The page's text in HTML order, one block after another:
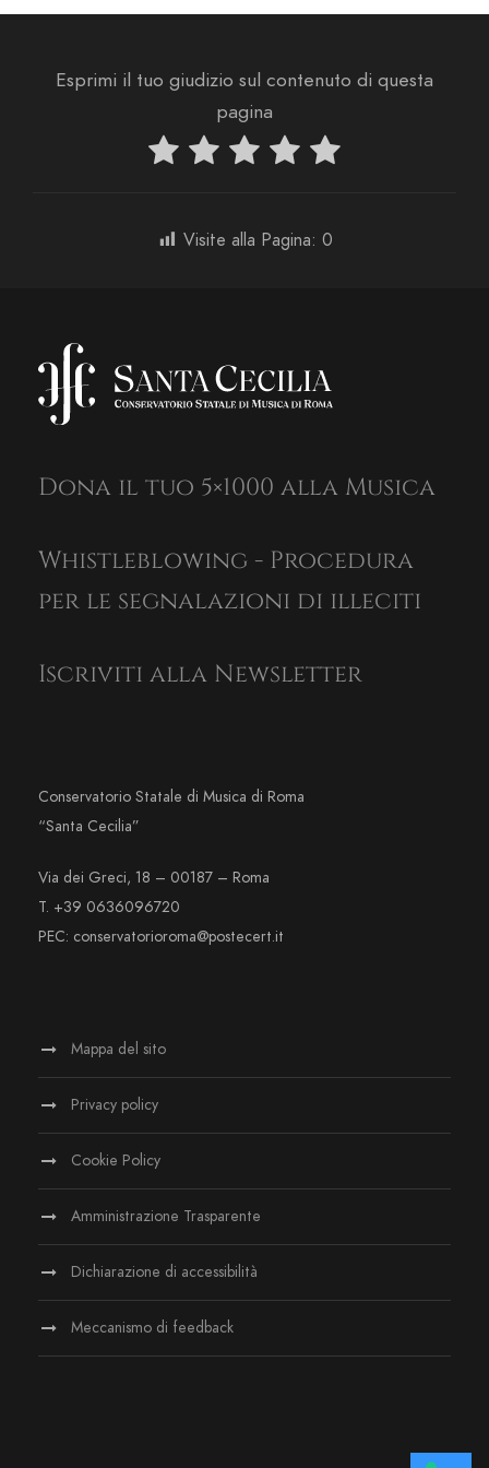
Esprimi il tuo giudizio sul contenuto di questa
pagina
Visite alla Pagina: 0
Dona il tuo 5×1000 alla Musica
Whistleblowing - Procedura
per le segnalazioni di illeciti
Iscriviti alla Newsletter
Conservatorio Statale di Musica di Roma
“Santa Cecilia”
Via dei Greci, 18 – 00187 – Roma
T. +39 0636096720
PEC: conservatorioroma@postecert.it
Mappa del sito
Privacy policy
Cookie Policy
Amministrazione Trasparente
Dichiarazione di accessibilità
Meccanismo di feedback